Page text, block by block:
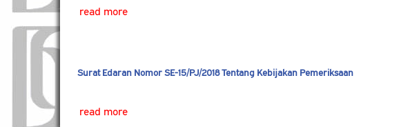
read more
Surat Edaran Nomor SE-15/PJ/2018 Tentang Kebijakan Pemeriksaan
read more